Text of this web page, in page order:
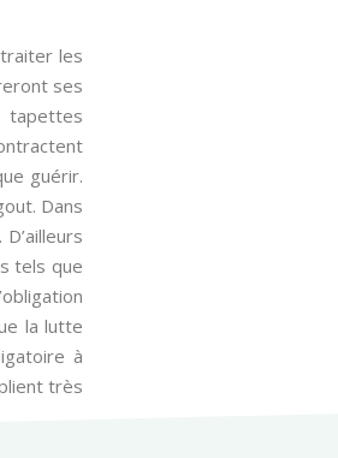
les
ses
tapettes
guérir.
Dans
tels que
la lutte
à
très